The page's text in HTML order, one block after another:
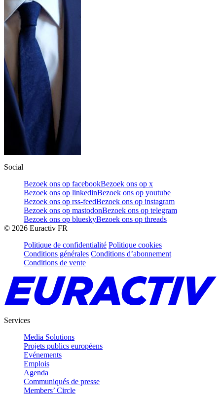
Social
Bezoek ons op facebookBezoek ons op x
Bezoek ons op linkedinBezoek ons op youtube
Bezoek ons op rss-feedBezoek ons op instagram
Bezoek ons op mastodonBezoek ons op telegram
Bezoek ons op blueskyBezoek ons op threads
© 2026 Euractiv FR
Politique de confidentialité Politique cookies
Conditions générales Conditions d’abonnement
Conditions de vente
Services
Media Solutions
Projets publics européens
Evénements
Emplois
Agenda
Communiqués de presse
Members’ Circle